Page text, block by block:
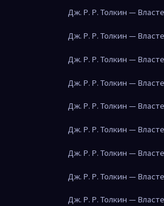
Дж. Р. Р. Толкин —
Дж. Р. Р. Толкин —
Дж. Р. Р. Толкин —
Дж. Р. Р. Толкин —
Дж. Р. Р. Толкин —
Дж. Р. Р. Толкин —
Дж. Р. Р. Толкин —
Дж. Р. Р. Толкин —
Дж. Р. Р. Толкин —